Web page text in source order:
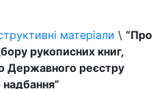
матеріали \ “Про
рукописних книг,
Державного реєстру
надбання”